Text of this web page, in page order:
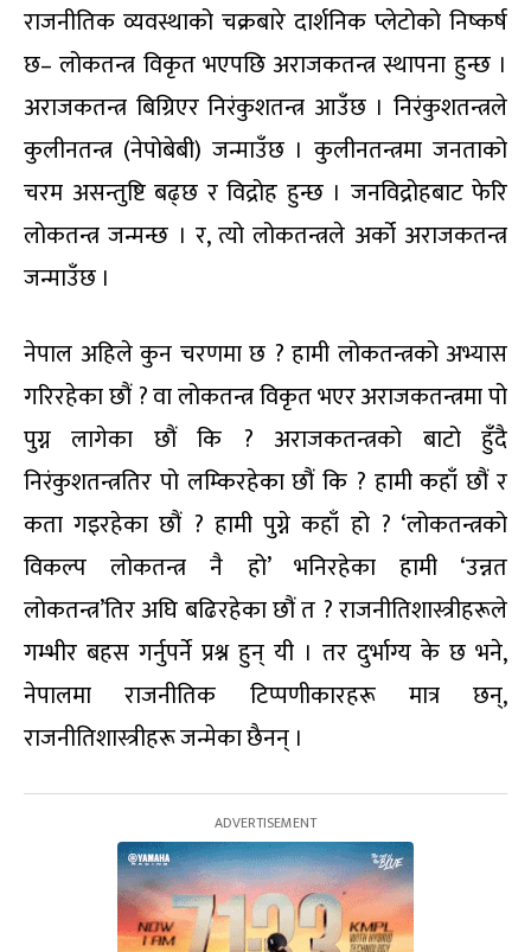
राजनीतिक व्यवस्थाको चक्रबारे दार्शनिक प्लेटोको निष्कर्ष
छ– लोकतन्त्र विकृत भएपछि अराजकतन्त्र स्थापना हुन्छ ।
अराजकतन्त्र बिग्रिएर निरंकुशतन्त्र आउँछ । निरंकुशतन्त्रले
कुलीनतन्त्र (नेपोबेबी) जन्माउँछ । कुलीनतन्त्रमा जनताको
चरम असन्तुष्टि बढ्छ र विद्रोह हुन्छ । जनविद्रोहबाट फेरि
लोकतन्त्र जन्मन्छ । र, त्यो लोकतन्त्रले अर्को अराजकतन्त्र
जन्माउँछ ।
नेपाल अहिले कुन चरणमा छ ? हामी लोकतन्त्रको अभ्यास
गरिरहेका छौं ? वा लोकतन्त्र विकृत भएर अराजकतन्त्रमा पो
पुग्न लागेका छौं कि ? अराजकतन्त्रको बाटो हुँदै
निरंकुशतन्त्रतिर पो लम्किरहेका छौं कि ? हामी कहाँ छौं र
कता गइरहेका छौं ? हामी पुग्ने कहाँ हो ? ‘लोकतन्त्रको
विकल्प लोकतन्त्र नै हो’ भनिरहेका हामी ‘उन्नत
लोकतन्त्र’तिर अघि बढिरहेका छौं त ? राजनीतिशास्त्रीहरूले
गम्भीर बहस गर्नुपर्ने प्रश्न हुन् यी । तर दुर्भाग्य के छ भने,
नेपालमा राजनीतिक टिप्पणीकारहरू मात्र छन्,
राजनीतिशास्त्रीहरू जन्मेका छैनन् ।